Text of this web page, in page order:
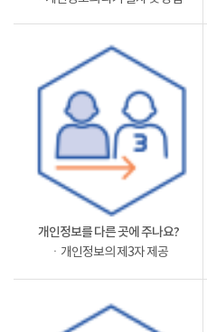
개인정보를 다른 곳에 주나요?
ㆍ개인정보의 제3자 제공